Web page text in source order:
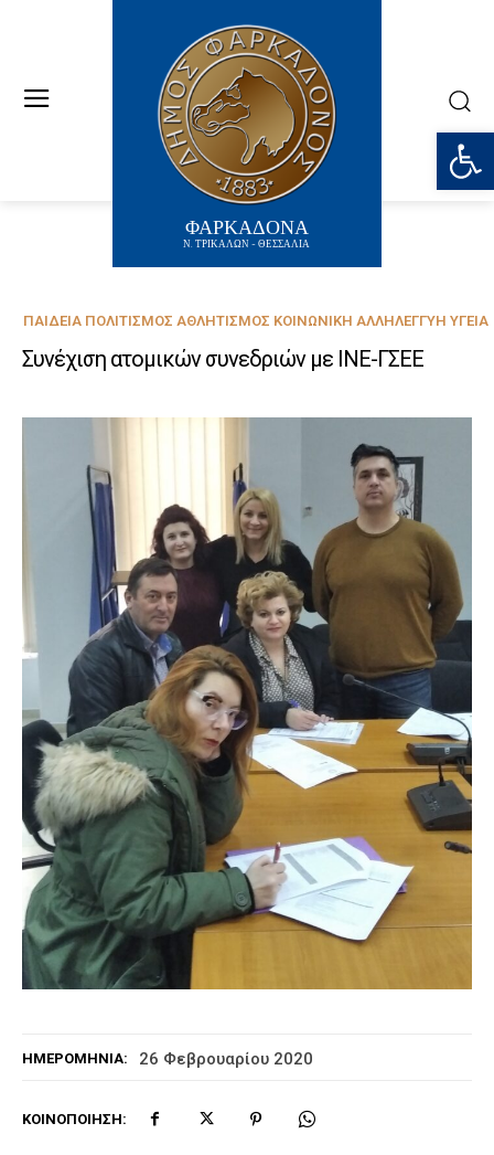
ΦΑΡΚΑΔΟΝΑ
Ν. ΤΡΙΚΑΛΩΝ - ΘΕΣΣΑΛΙΑ
ΗΜΕΡΟΜΗΝΊΑ: 26 Φεβρουαρίου 2020
ΚΟΙΝΟΠΟΊΗΣΗ:
ΠΑΙΔΕΊΑ ΠΟΛΙΤΙΣΜΌΣ ΑΘΛΗΤΙΣΜΌΣ ΚΟΙΝΩΝΙΚΉ ΑΛΛΗΛΕΓΓΎΗ ΥΓΕΊΑ
Συνέχιση ατομικών συνεδριών με ΙΝΕ-ΓΣΕΕ